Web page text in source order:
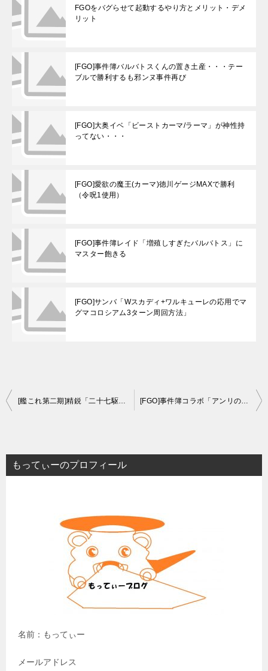
FGOをバグらせて起動するやり方とメリット・デメ
リット
[FGO]事件簿バルバトスくんの置き土産・・・テー
ブルで勝利するも邪ンヌ事件再び
[FGO]大奥イベ「ビーストカーマ/ラーマ」が神性持
ってない・・・
[FGO]愛欲の魔王(カーマ)徳川ゲージMAXで勝利
（令呪1使用）
[FGO]事件簿レイド「増殖しすぎたバルバトス」に
マスター飽きる
[FGO]サンバ「Wスカディ+ワルキューレの応用でマ
グマコロシアム3ターン周回方法」
投
ビ
ゲ
[艦これ第二期]精鋭「二十七駆第一小隊、出撃せよ」ゲージ割り前に何とか任務完了 [FGO]事件簿コラボ「アンリのBQQでバルバトス1ターンキル」初挑戦に177回
もってぃーのプロフィール
名前：もってぃー
メールアドレス